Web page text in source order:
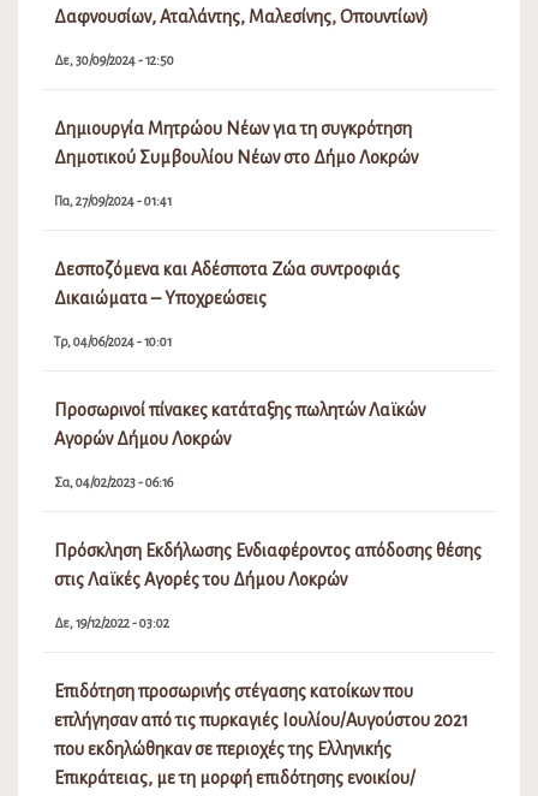
Δαφνουσίων, Αταλάντης, Μαλεσίνης, Οπουντίων)
Δε, 30/09/2024 - 12:50
Δημιουργία Μητρώου Νέων για τη συγκρότηση
Δημοτικού Συμβουλίου Νέων στο Δήμο Λοκρών
Πα, 27/09/2024 - 01:41
Δεσποζόμενα και Αδέσποτα Ζώα συντροφιάς
Δικαιώματα – Υποχρεώσεις
Τρ, 04/06/2024 - 10:01
Προσωρινοί πίνακες κατάταξης πωλητών Λαϊκών
Αγορών Δήμου Λοκρών
Σα, 04/02/2023 - 06:16
Πρόσκληση Εκδήλωσης Ενδιαφέροντος απόδοσης θέσης
στις Λαϊκές Αγορές του Δήμου Λοκρών
Δε, 19/12/2022 - 03:02
Επιδότηση προσωρινής στέγασης κατοίκων που
επλήγησαν από τις πυρκαγιές Ιουλίου/Αυγούστου 2021
που εκδηλώθηκαν σε περιοχές της Ελληνικής
Επικράτειας, με τη μορφή επιδότησης ενοικίου/